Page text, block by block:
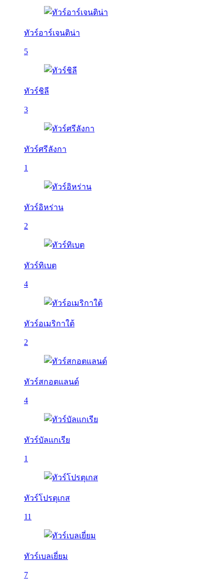
ทัวร์อาร์เจนติน่า
5
ทัวร์ชิลี
3
ทัวร์ศรีลังกา
1
ทัวร์อิหร่าน
2
ทัวร์ทิเบต
4
ทัวร์อเมริกาใต้
2
ทัวร์สกอตแลนด์
4
ทัวร์บัลเเกเรีย
1
ทัวร์โปรตุเกส
11
ทัวร์เบลเยี่ยม
7